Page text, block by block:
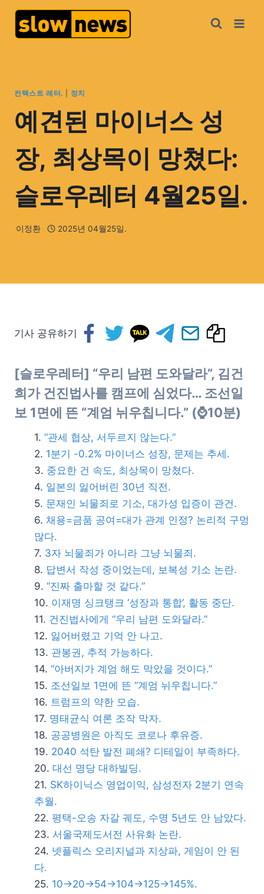
컨텍스트 레터. 정치
예견된 마이너스 성
장, 최상목이 망쳤다:
슬로우레터 4월25일.
이정환 2025년 04월25일.
기사 공유하기
[슬로우레터] “우리 남편 도와달라”, 김건
희가 건진법사를 캠프에 심었다… 조선일
보 1면에 뜬 “계엄 뉘우칩니다.” (⌚10분)
“관세 협상, 서두르지 않는다.”
1분기 -0.2% 마이너스 성장, 문제는 추세.
중요한 건 속도, 최상목이 망쳤다.
일본의 잃어버린 30년 직전.
문재인 뇌물죄로 기소, 대가성 입증이 관건.
채용=금품 공여=대가 관계 인정? 논리적 구멍
많다.
3자 뇌물죄가 아니라 그냥 뇌물죄.
답변서 작성 중이었는데, 보복성 기소 논란.
“진짜 출마할 것 같다.”
이재명 싱크탱크 ‘성장과 통합’, 활동 중단.
건진법사에게 “우리 남편 도와달라.”
잃어버렸고 기억 안 나고.
관봉권, 추적 가능하다.
“아버지가 계엄 해도 막았을 것이다.”
조선일보 1면에 뜬 “계엄 뉘우칩니다.”
트럼프의 약한 모습.
명태균식 여론 조작 막자.
공공병원은 아직도 코로나 후유증.
2040 석탄 발전 폐쇄? 디테일이 부족하다.
대선 명당 대하빌딩.
SK하이닉스 영업이익, 삼성전자 2분기 연속
추월.
평택-오송 자갈 궤도, 수명 5년도 안 남았다.
서울국제도서전 사유화 논란.
넷플릭스 오리지널과 지상파, 게임이 안 된
다.
10→20→54→104→125→145%.